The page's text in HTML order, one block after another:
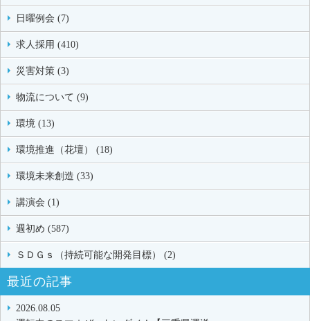
日曜例会 (7)
求人採用 (410)
災害対策 (3)
物流について (9)
環境 (13)
環境推進（花壇） (18)
環境未来創造 (33)
講演会 (1)
週初め (587)
ＳＤＧｓ（持続可能な開発目標） (2)
最近の記事
2026.08.05